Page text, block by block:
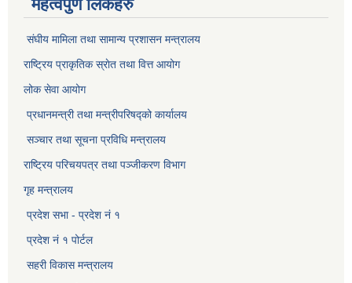
महत्वपुर्ण लिंकहरु
संघीय मामिला तथा सामान्य प्रशासन मन्त्रालय
राष्ट्रिय प्राकृतिक स्राेत तथा वित्त आयोग
लोक सेवा आयोग
प्रधानमन्त्री तथा मन्त्रीपरिषद्को कार्यालय
सञ्‍चार तथा सूचना प्रविधि मन्त्रालय
राष्ट्रिय परिचयपत्र तथा पञ्जीकरण विभाग​
गृह मन्त्रालय
प्रदेश सभा - प्रदेश नं १
प्रदेश नं १ पोर्टल
सहरी विकास मन्त्रालय